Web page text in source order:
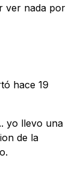
ver nada por
hace 19
yo llevo una
de la